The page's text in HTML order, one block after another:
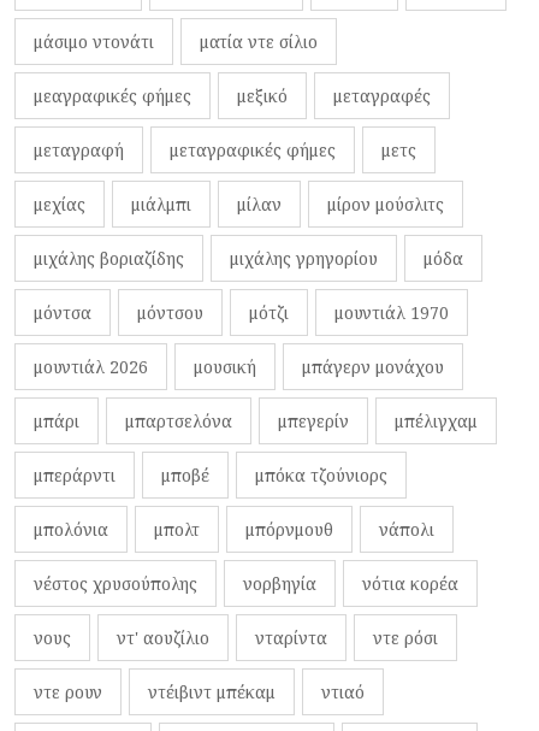
μάσιμο ντονάτι ματία ντε σίλιο
μεαγραφικές φήμες μεξικό μεταγραφές
μεταγραφή μεταγραφικές φήμες μετς
μεχίας μιάλμπι μίλαν μίρον μούσλιτς
μιχάλης βοριαζίδης μιχάλης γρηγορίου μόδα
μόντσα μόντσου μότζι μουντιάλ 1970
μουντιάλ 2026 μουσική μπάγερν μονάχου
μπάρι μπαρτσελόνα μπεγερίν μπέλιγχαμ
μπεράρντι μποβέ μπόκα τζούνιορς
μπολόνια μπολτ μπόρνμουθ νάπολι
νέστος χρυσούπολης νορβηγία νότια κορέα
νους ντ' αουζίλιο νταρίντα ντε ρόσι
ντε ρουν ντέιβιντ μπέκαμ ντιαό